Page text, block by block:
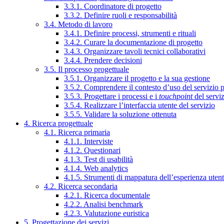
3.3.1. Coordinatore di progetto
3.3.2. Definire ruoli e responsabilità
3.4. Metodo di lavoro
3.4.1. Definire processi, strumenti e rituali
3.4.2. Curare la documentazione di progetto
3.4.3. Organizzare tavoli tecnici collaborativi
3.4.4. Prendere decisioni
3.5. Il processo progettuale
3.5.1. Organizzare il progetto e la sua gestione
3.5.2. Comprendere il contesto d’uso del servizio
3.5.3. Progettare i processi e i touchpointdel
3.5.4. Realizzare l’interfaccia utente del servizio
3.5.5. Validare la soluzione ottenuta
4. Ricerca progettuale
4.1. Ricerca primaria
4.1.1. Interviste
4.1.2. Questionari
4.1.3. Test di usabilità
4.1.4. Web analytics
4.1.5. Strumenti di mappatura dell’esperienza
4.2. Ricerca secondaria
4.2.1. Ricerca documentale
4.2.2. Analisi benchmark
4.2.3. Valutazione euristica
5. Progettazione dei servizi